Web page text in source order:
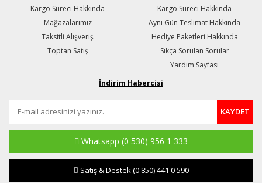
Kargo Süreci Hakkında
Mağazalarımız
Taksitli Alışveriş
Toptan Satış
Kargo Süreci Hakkında
Aynı Gün Teslimat Hakkında
Hediye Paketleri Hakkında
Sıkça Sorulan Sorular
Yardım Sayfası
İndirim Habercisi
KAYDET
Whatsapp (0 530) 956 1 333
Satış & Destek(0 850) 441 0 590